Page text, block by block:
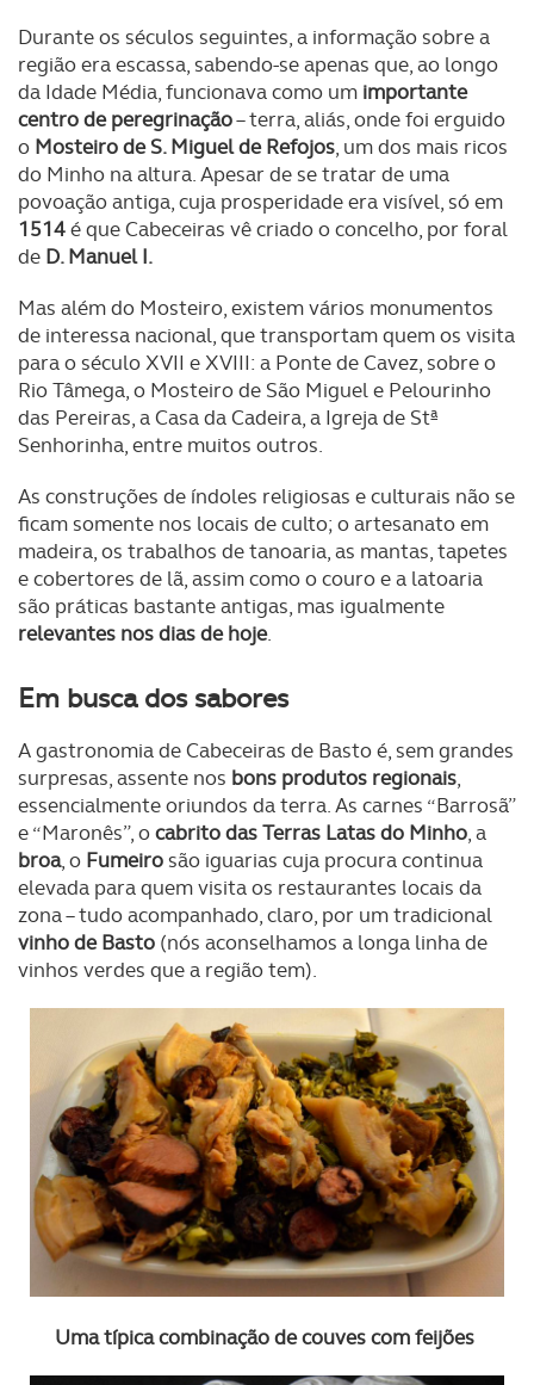
Durante os séculos seguintes, a informação sobre a
região era escassa, sabendo-se apenas que, ao longo
da Idade Média, funcionava como um importante
centro de peregrinação– terra, aliás, onde foi erguido
o Mosteiro de S. Miguel de Refojos, um dos mais ricos
do Minho na altura. Apesar de se tratar de uma
povoação antiga, cuja prosperidade era visível, só em
1514é que Cabeceiras vê criado o concelho, por foral
de D. Manuel I.
Mas além do Mosteiro, existem vários monumentos
de interessa nacional, que transportam quem os visita
para o século XVII e XVIII: a Ponte de Cavez, sobre o
Rio Tâmega, o Mosteiro de São Miguel e Pelourinho
das Pereiras, a Casa da Cadeira, a Igreja de Stª
Senhorinha, entre muitos outros.
As construções de índoles religiosas e culturais não se
ficam somente nos locais de culto; o artesanato em
madeira, os trabalhos de tanoaria, as mantas, tapetes
e cobertores de lã, assim como o couro e a latoaria
são práticas bastante antigas, mas igualmente
relevantes nos dias de hoje.
Em busca dos sabores
A gastronomia de Cabeceiras de Basto é, sem grandes
surpresas, assente nos bons produtos regionais,
essencialmente oriundos da terra. As carnes “Barrosã”
e “Maronês”, ocabrito das Terras Latas do Minho, a
broa, o Fumeirosão iguarias cuja procura continua
elevada para quem visita os restaurantes locais da
zona – tudo acompanhado, claro, por um tradicional
vinho de Basto (nós aconselhamos a longa linha de
vinhos verdes que a região tem).
Uma típica combinação de couves com feijões